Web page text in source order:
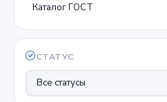
Каталог ГОСТ
СТАТУС